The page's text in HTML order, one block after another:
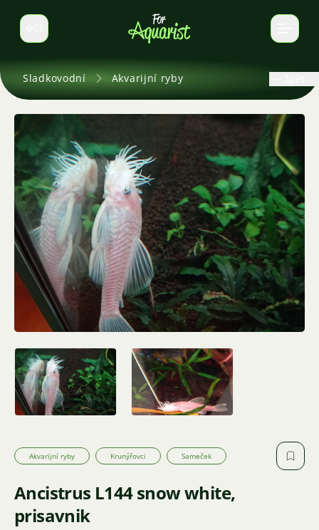
Select language
Sladkovodní Akvarijní ryby
Akvarijní ryby Krunýřovci Sameček
Ancistrus L144 snow white,
prisavnik